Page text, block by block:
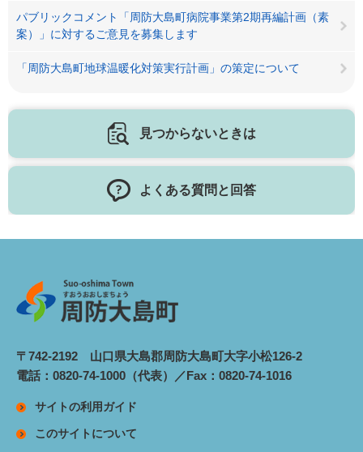
パブリックコメント「周防大島町病院事業第2期再編計画（素
案）」に対するご意見を募集します
「周防大島町地球温暖化対策実行計画」の策定について
見つからないときは
よくある質問と回答
〒742-2192 山口県大島郡周防大島町大字小松126-2
電話：0820-74-1000（代表）／Fax：0820-74-1016
サイトの利用ガイド
このサイトについて